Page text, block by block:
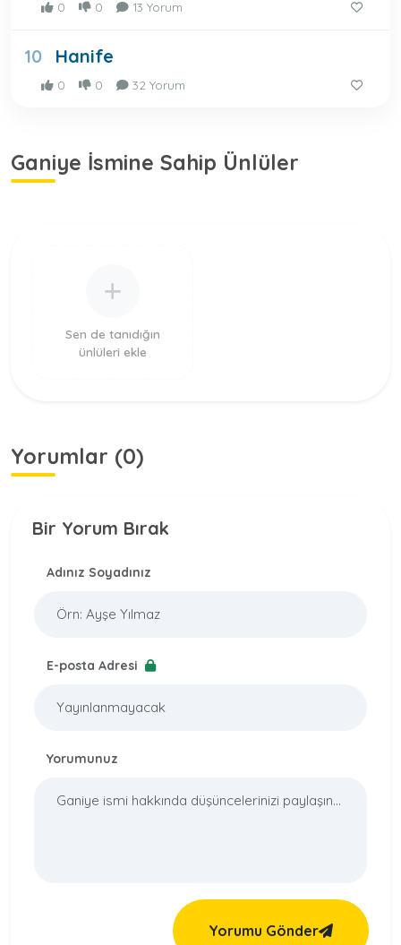
0 0 13 Yorum
10 Hanife
0 0 32 Yorum
Ganiye İsmine Sahip Ünlüler
Sen de tanıdığın
ünlüleri ekle
Yorumlar (0)
Bir Yorum Bırak
Adınız Soyadınız
E-posta Adresi
Yorumunuz
Yorumu Gönder